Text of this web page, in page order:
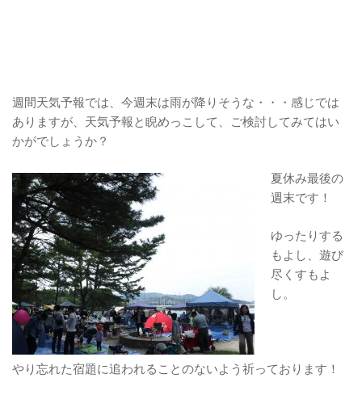
週間天気予報では、今週末は雨が降りそうな・・・感じでは
ありますが、天気予報と睨めっこして、ご検討してみてはい
かがでしょうか？
夏休み最後の
週末です！
ゆったりする
もよし、遊び
尽くすもよ
し。
やり忘れた宿題に追われることのないよう祈っております！